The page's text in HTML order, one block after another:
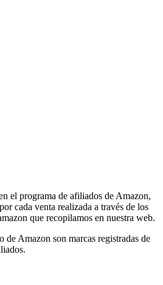
el programa de afiliados de Amazon,
cada venta realizada a través de los
que recopilamos en nuestra web.
Amazon son marcas registradas de